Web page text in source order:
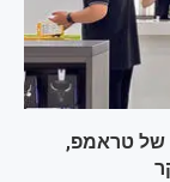
של טראמפ,